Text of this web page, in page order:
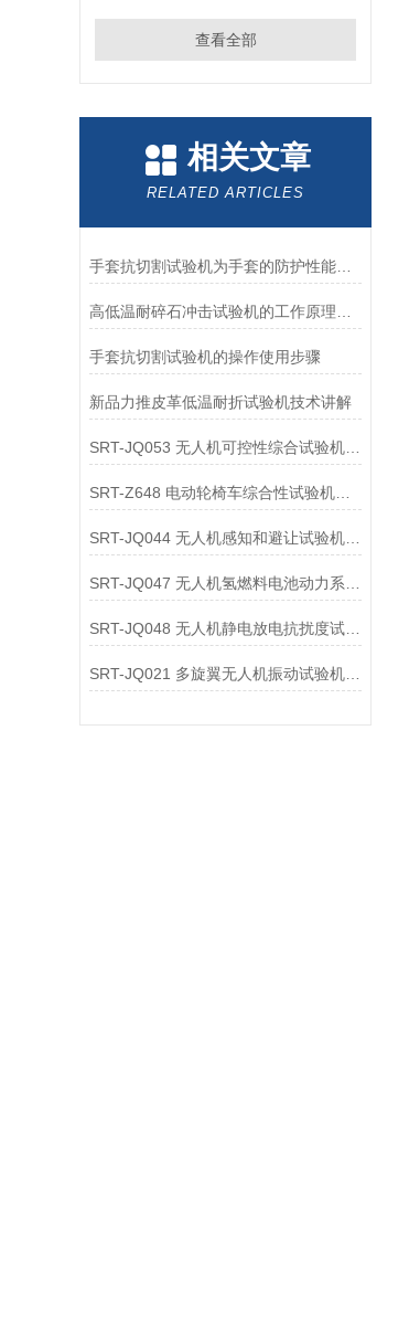
查看全部
相关文章
RELATED ARTICLES
手套抗切割试验机为手套的防护性能提供了客观数据
手套抗切割试验机的操作使用步骤
新品力推皮革低温耐折试验机技术讲解
SRT-JQ053 无人机可控性综合试验机的应用领域介绍
SRT-Z648 电动轮椅车综合性试验机可以用在哪些方面
SRT-JQ044 无人机感知和避让试验机的应用领域有哪些
SRT-JQ048 无人机静电放电抗扰度试验机有哪些特点
SRT-JQ021 多旋翼无人机振动试验机简单介绍 质量保证